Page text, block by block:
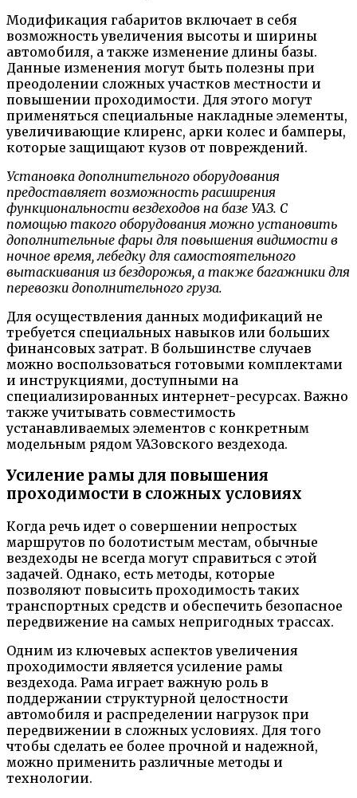
Модификация габаритов включает в себя
возможность увеличения высоты и ширины
автомобиля, а также изменение длины базы.
Данные изменения могут быть полезны при
преодолении сложных участков местности и
повышении проходимости. Для этого могут
применяться специальные накладные элементы,
увеличивающие клиренс, арки колес и бамперы,
которые защищают кузов от повреждений.
Установка дополнительного оборудования
предоставляет возможность расширения
функциональности вездеходов на базе УАЗ. С
помощью такого оборудования можно установить
дополнительные фары для повышения видимости в
ночное время, лебедку для самостоятельного
вытаскивания из бездорожья, а также багажники для
перевозки дополнительного груза.
Для осуществления данных модификаций не
требуется специальных навыков или больших
финансовых затрат. В большинстве случаев
можно воспользоваться готовыми комплектами
и инструкциями, доступными на
специализированных интернет-ресурсах. Важно
также учитывать совместимость
устанавливаемых элементов с конкретным
модельным рядом УАЗовского вездехода.
Усиление рамы для повышения
проходимости в сложных условиях
Когда речь идет о совершении непростых
маршрутов по болотистым местам, обычные
вездеходы не всегда могут справиться с этой
задачей. Однако, есть методы, которые
позволяют повысить проходимость таких
транспортных средств и обеспечить безопасное
передвижение на самых непригодных трассах.
Одним из ключевых аспектов увеличения
проходимости является усиление рамы
вездехода. Рама играет важную роль в
поддержании структурной целостности
автомобиля и распределении нагрузок при
передвижении в сложных условиях. Для того
чтобы сделать ее более прочной и надежной,
можно применить различные методы и
технологии.